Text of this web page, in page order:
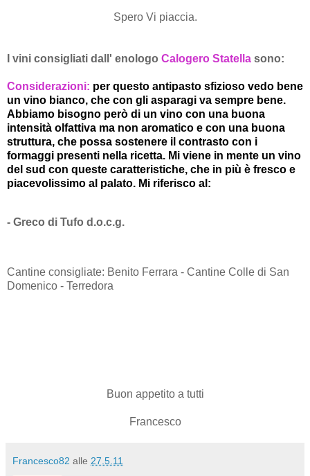
Spero Vi piaccia.
I vini consigliati dall' enologo Calogero Statella sono:
Considerazioni: per questo antipasto sfizioso vedo bene
un vino bianco, che con gli asparagi va sempre bene.
Abbiamo bisogno però di un vino con una buona
intensità olfattiva ma non aromatico e con una buona
struttura, che possa sostenere il contrasto con i
formaggi presenti nella ricetta. Mi viene in mente un vino
del sud con queste caratteristiche, che in più è fresco e
piacevolissimo al palato. Mi riferisco al:
- Greco di Tufo d.o.c.g.
Cantine consigliate: Benito Ferrara - Cantine Colle di San
Domenico - Terredora
Buon appetito a tutti
Francesco
Francesco82 alle 27.5.11